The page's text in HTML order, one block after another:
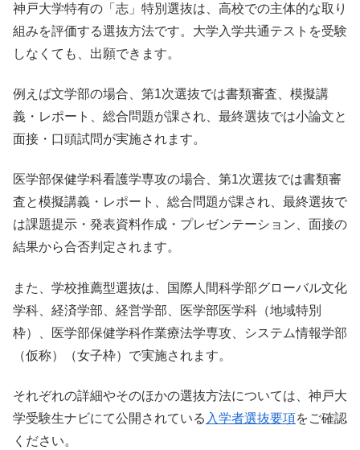
神戸大学特有の「志」特別選抜は、高校での主体的な取り
組みを評価する選抜方法です。大学入学共通テストを受験
しなくても、出願できます。
例えば文学部の場合、第1次選抜では書類審査、模擬講
義・レポート、総合問題が課され、最終選抜では小論文と
面接・口頭試問が実施されます。
医学部保健学科看護学専攻の場合、第1次選抜では書類審
査と模擬講義・レポート、総合問題が課され、最終選抜で
は課題提示・発表資料作成・プレゼンテーション、面接の
結果から合否判定されます。
また、学校推薦型選抜は、国際人間科学部グローバル文化
学科、経済学部、経営学部、医学部医学科（地域特別
枠）、医学部保健学科作業療法学専攻、システム情報学部
（仮称）（女子枠）で実施されます。
それぞれの詳細やそのほかの選抜方法については、神戸大
学受験生ナビにて公開されている 入学者選抜要項をご確認
ください。